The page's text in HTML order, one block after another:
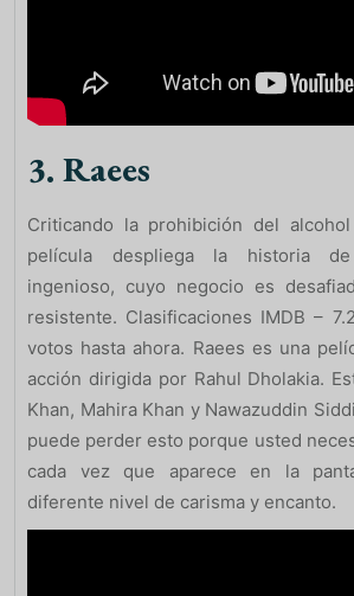
3. Raees
Criticando la prohibición del
película despliega la historia
ingenioso, cuyo negocio es
resistente. Clasificaciones IMDB –
votos hasta ahora. Raees es una
acción dirigida por Rahul Dholakia.
Khan, Mahira Khan y Nawazuddin
puede perder esto porque usted
cada vez que aparece en la
diferente nivel de carisma y encanto.